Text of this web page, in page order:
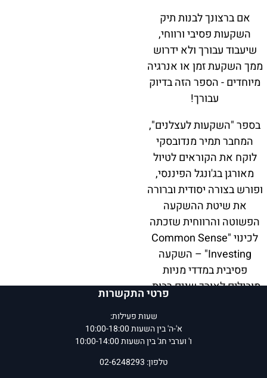
אם ברצונך לבנות תיק
השקעות פסיבי ורווחי,
שיעבוד עבורך ולא ידרוש
ממך השקעת זמן או אנרגיה
מיוחדים - הספר הזה בדיוק
עבורך!
בספר "השקעות לעצלנים",
המחבר תמיר מנדובסקי
לוקח את הקוראים לטיול
מאורגן בג'ונגל הפיננסי,
ופורש בצורה יסודית וברורה
את שיטת ההשקעה
הפשוטה והרווחית שזכתה
לכינוי "Common Sense
Investing" – השקעה
פסיבית במדדי מניות
מובילים לאורך שנים רבות.
המתוארים בספר זה
מיושמים כבר עשרות רבות
של שנים, ואינם מצריכים
פרטי התקשרות
שעות פעילות:
א'-ה' בין השעות 10:00-18:00
ו' וערבי חג' בין השעות 10:00-14:00
טלפון: 02-6248293